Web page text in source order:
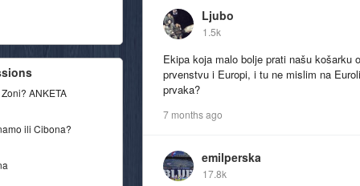
Ljubo
1.5k
Ekipa koja malo bolje prati našu košarku
prvenstvu i Europi, i tu ne mislim na
prvaka?
7 months ago
emilperska
17.8k
ANKETA
ili Cibona?